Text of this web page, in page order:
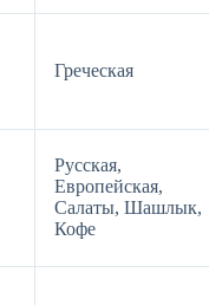
Греческая
Русская,
Европейская,
Салаты, Шашлык,
Кофе